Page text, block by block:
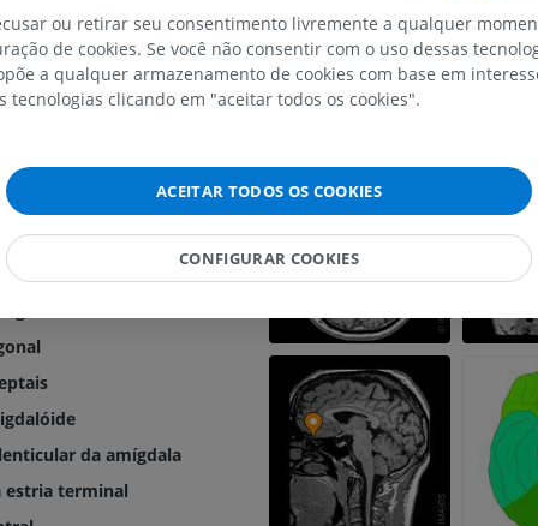
do olfato
olfatório
olfatório
olfatória lateral
olfatório
olfatório anterior
perfurada anterior
da amígdala
estria terminal
2004, from http://www.wikipedia.org
Galeria
SUPERIOR
IRM do membro superior
IRM do ombro
IRM
IRM
PREMIUM
MEMBRO INFERIOR
Radiografias
inferior
IRM do
Ressonância
IRM
ou retirar seu consentimento livremente a qualquer
de cookies. Se você não consentir com o uso dessas
a qualquer armazenamento de cookies com base em
tecnologias clicando em "aceitar todos os cookies".
ACEITAR TODOS OS COOKIES
CONFIGURAR COOKIES